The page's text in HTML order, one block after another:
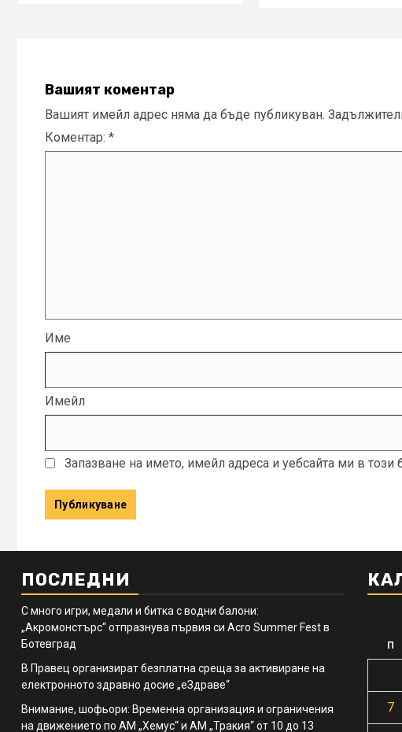
Вашият коментар
Вашият имейл адрес няма да бъде публикуван.
Коментар: *
Име
Имейл
Запазване на името, имейл адреса и уебсайта ми в
ПОСЛЕДНИ
С много игри, медали и битка с водни балони:
„Акромонстърс“ отпразнува първия си Acro Summer Fest в
Ботевград
В Правец организират безплатна среща за активиране на
електронното здравно досие „еЗдраве“
Внимание, шофьори: Временна организация и ограничения
на движението по АМ „Хемус“ и АМ „Тракия“ от 10 до 13
П
7